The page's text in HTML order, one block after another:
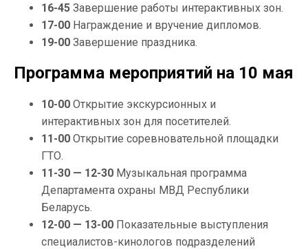
16-45 Завершение работы интерактивных зон.
17-00 Награждение и вручение дипломов.
19-00 Завершение праздника.
Программа мероприятий на 10 мая
10-00 Открытие экскурсионных и
интерактивных зон для посетителей.
11-00 Открытие соревновательной площадки
ГТО.
11-30 — 12-30 Музыкальная программа
Департамента охраны МВД Республики
Беларусь.
12-00 — 13-00 Показательные выступления
специалистов-кинологов подразделений